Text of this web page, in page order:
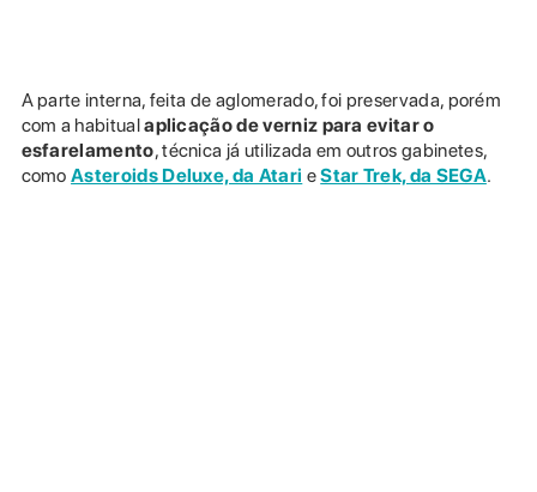
A parte interna, feita de aglomerado, foi preservada, porém
com a habitualaplicação de verniz para evitar o
esfarelamento, técnica já utilizada em outros gabinetes,
comoAsteroids Deluxe, da Atari eStar Trek, da SEGA.